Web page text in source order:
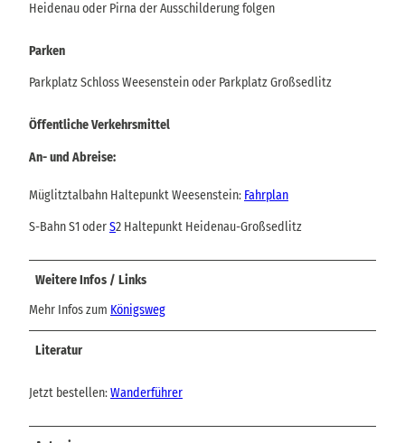
Heidenau oder Pirna der Ausschilderung folgen
Parken
Parkplatz Schloss Weesenstein oder Parkplatz Großsedlitz
Öffentliche Verkehrsmittel
An- und Abreise:
Müglitztalbahn Haltepunkt Weesenstein: Fahrplan
S-Bahn S1 oderS2 Haltepunkt Heidenau-Großsedlitz
Weitere Infos / Links
Mehr Infos zum Königsweg
Literatur
Jetzt bestellen:Wanderführer